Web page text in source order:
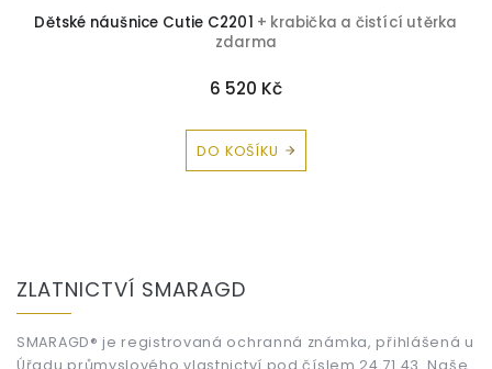
Dětské náušnice Cutie C2201 + krabička a čistící utěrka
zdarma
6 520 Kč
DO KOŠÍKU
ZLATNICTVÍ SMARAGD
SMARAGD® je registrovaná ochranná známka, přihlášená u
Úřadu průmyslového vlastnictví pod číslem 24 71 43. Naše